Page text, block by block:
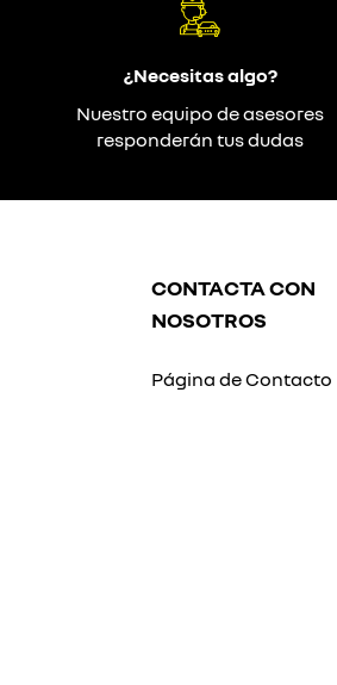
¿Necesitas algo?
Nuestro equipo de asesores
responderán tus dudas
CONTACTA CON
NOSOTROS
Página de Contacto